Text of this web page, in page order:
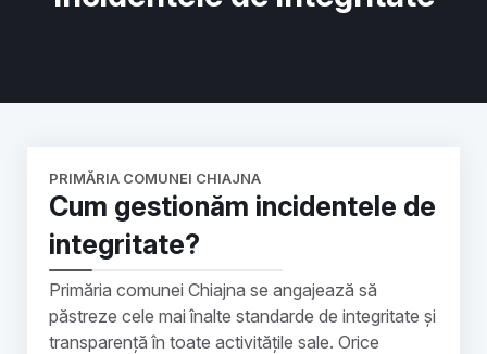
PRIMĂRIA COMUNEI CHIAJNA
Cum gestionăm incidentele de
integritate?
Primăria comunei Chiajna se angajează să
păstreze cele mai înalte standarde de integritate și
transparență în toate activitățile sale. Orice